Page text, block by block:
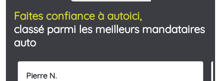
Faites confiance à autoici,
classé parmi les meilleurs mandataires
auto
Pierre N.